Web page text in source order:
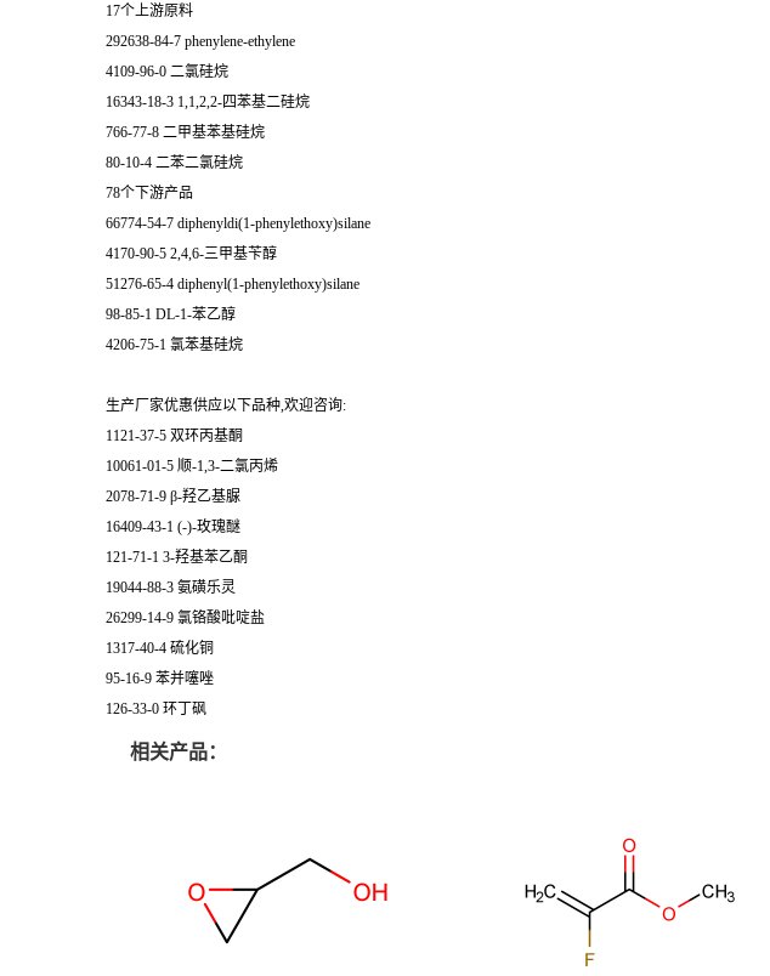
17个上游原料
292638-84-7 phenylene-ethylene
4109-96-0 二氯硅烷
16343-18-3 1,1,2,2-四苯基二硅烷
766-77-8 二甲基苯基硅烷
80-10-4 二苯二氯硅烷
78个下游产品
66774-54-7 diphenyldi(1-phenylethoxy)silane
4170-90-5 2,4,6-三甲基苄醇
51276-65-4 diphenyl(1-phenylethoxy)silane
98-85-1 DL-1-苯乙醇
4206-75-1 氯苯基硅烷
生产厂家优惠供应以下品种,欢迎咨询:
1121-37-5 双环丙基酮
10061-01-5 顺-1,3-二氯丙烯
2078-71-9 β-羟乙基脲
16409-43-1 (-)-玫瑰醚
121-71-1 3-羟基苯乙酮
19044-88-3 氨磺乐灵
26299-14-9 氯铬酸吡啶盐
1317-40-4 硫化铜
95-16-9 苯并噻唑
126-33-0 环丁砜
相关产品：